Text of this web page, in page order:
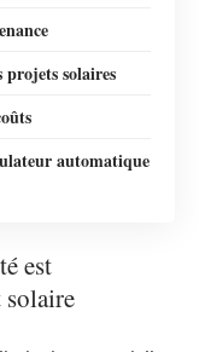
projets solaires
automatique
est